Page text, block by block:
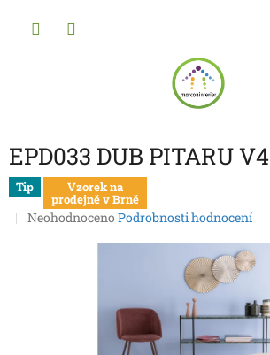
EPD033 DUB PITARU V4
Tip Vzorek na
prodejně v Brně
Průměrné
Neohodnoceno Podrobnosti hodnocení